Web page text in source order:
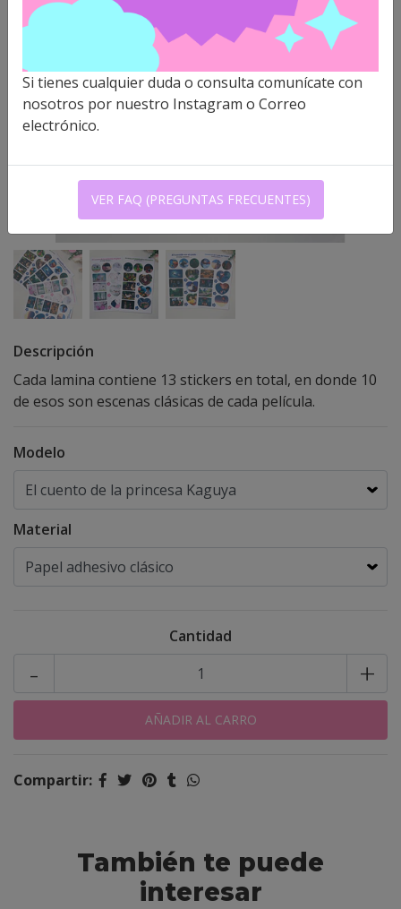
Descripción
Cada lamina contiene 13 stickers en total, en donde 10
de esos son escenas clásicas de cada película.
Modelo
Material
Cantidad
+
-
Compartir:
También te puede
interesar
Si tienes cualquier duda o consulta comunícate con
nosotros por nuestro Instagram o Correo
electrónico.
VER FAQ (PREGUNTAS FRECUENTES)